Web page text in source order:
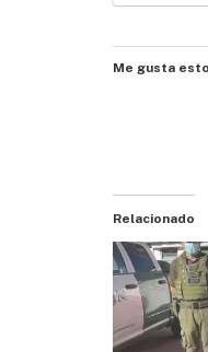
Me gusta
Relacionado